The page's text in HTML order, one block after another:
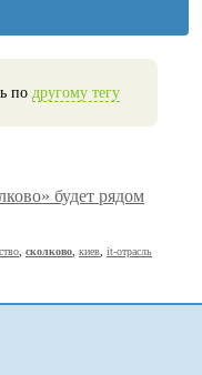
по другому тегу
будет рядом
сколково киев it-отрасль